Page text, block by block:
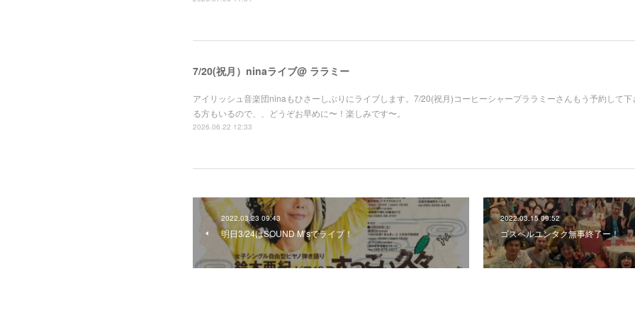
7/20(祝月）ninaライブ@ ララミー
アイリッシュ音楽団ninaもひさーしぶりにライブします。7/20(祝月)コーヒーシャープララミーさんもう予約して下
る方もいるので、、どうぞお早めに〜！楽しみです〜。
2026.06.22 12:33
2022.03.23 09:43
明日3/24はSOUND M’sでライブ！
2022.03.15 09:52
ゴスペルユンタク無事終了ー！